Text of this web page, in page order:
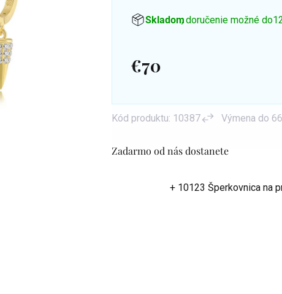
Zadarmo od nás dostanete
+ 10123 Šperkovnica na
Skladom, doručenie možné do
€70
Kód produktu: 10387 Výmena do